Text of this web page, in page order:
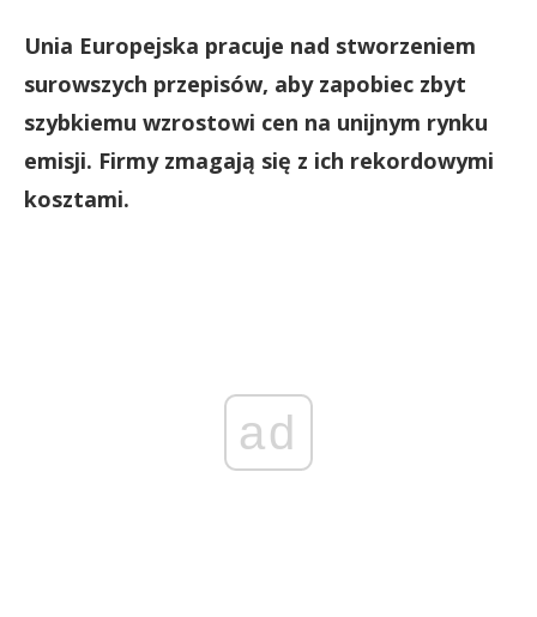
Unia Europejska pracuje nad stworzeniem
surowszych przepisów, aby zapobiec zbyt
szybkiemu wzrostowi cen na unijnym rynku
emisji. Firmy zmagają się z ich rekordowymi
kosztami.
ad